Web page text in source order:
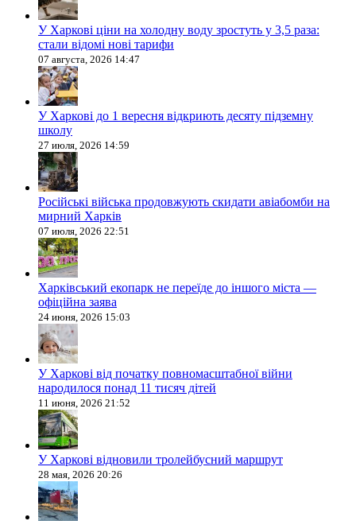
У Харкові ціни на холодну воду зростуть у 3,5 раза:
стали відомі нові тарифи
07 августа, 2026 14:47
У Харкові до 1 вересня відкриють десяту підземну
школу
27 июля, 2026 14:59
Російські війська продовжують скидати авіабомби на
мирний Харків
07 июля, 2026 22:51
Харківський екопарк не переїде до іншого міста —
офіційна заява
24 июня, 2026 15:03
У Харкові від початку повномасштабної війни
народилося понад 11 тисяч дітей
11 июня, 2026 21:52
У Харкові відновили тролейбусний маршрут
28 мая, 2026 20:26